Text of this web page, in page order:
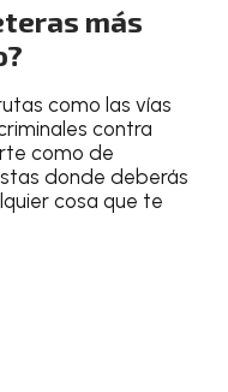
más
como las vías
contra
como de
donde deberás
cosa que te